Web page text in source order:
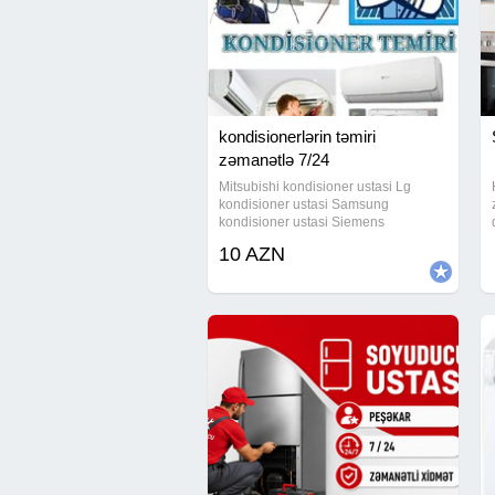
kondisionerlərin təmiri
zəmanətlə 7/24
Mitsubishi kondisioner ustasi Lg
kondisioner ustasi Samsung
kondisioner ustasi Siemens
temiri Elite kondisioner temiri Ciller
Ciller temiri
10 AZN